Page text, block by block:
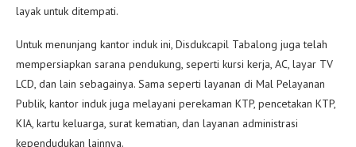
layak untuk ditempati.
Untuk menunjang kantor induk ini, Disdukcapil Tabalong juga telah
mempersiapkan sarana pendukung, seperti kursi kerja, AC, layar TV
LCD, dan lain sebagainya. Sama seperti layanan di Mal Pelayanan
Publik, kantor induk juga melayani perekaman KTP, pencetakan KTP,
KIA, kartu keluarga, surat kematian, dan layanan administrasi
kependudukan lainnya.